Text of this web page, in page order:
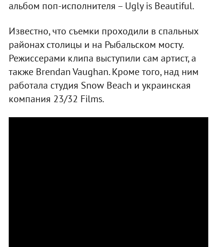
альбом поп-исполнителя – Ugly is Beautiful.
Известно, что съемки проходили в спальных
районах столицы и на Рыбальском мосту.
Режиссерами клипа выступили сам артист, а
также Brendan Vaughan. Кроме того, над ним
работала студия Snow Beach и украинская
компания 23/32 Films.